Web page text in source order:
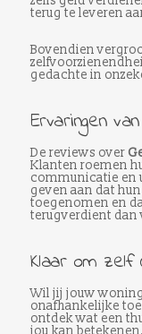
terug te leveren
Bovendien
gedachte in
Ervaringen
De reviews over
Klanten roemen
communicatie en
geven aan dat
toegenomen en
terugverdient dan
Klaar om zelf
Wil jij jouw
onafhankelijke
ontdek wat een